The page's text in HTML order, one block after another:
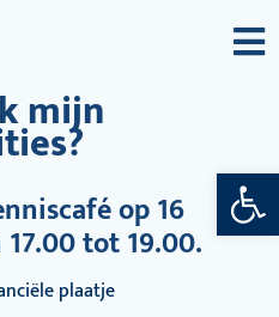
mijn
op 16
tot 19.00.
plaatje